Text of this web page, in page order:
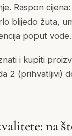
Raspon
blijedo žuta,
poput vode.
i kupiti
2 (prihvatljivi)
na